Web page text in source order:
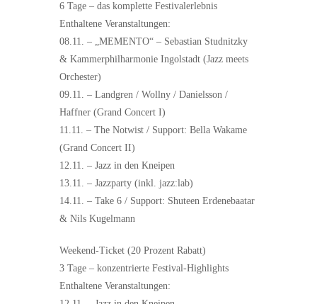
6 Tage – das komplette Festivalerlebnis
Enthaltene Veranstaltungen:
08.11. – „MEMENTO“ – Sebastian Studnitzky
& Kammerphilharmonie Ingolstadt (Jazz meets
Orchester)
09.11. – Landgren / Wollny / Danielsson /
Haffner (Grand Concert I)
11.11. – The Notwist / Support: Bella Wakame
(Grand Concert II)
12.11. – Jazz in den Kneipen
13.11. – Jazzparty (inkl. jazz:lab)
14.11. – Take 6 / Support: Shuteen Erdenebaatar
& Nils Kugelmann
Weekend-Ticket (20 Prozent Rabatt)
3 Tage – konzentrierte Festival-Highlights
Enthaltene Veranstaltungen: